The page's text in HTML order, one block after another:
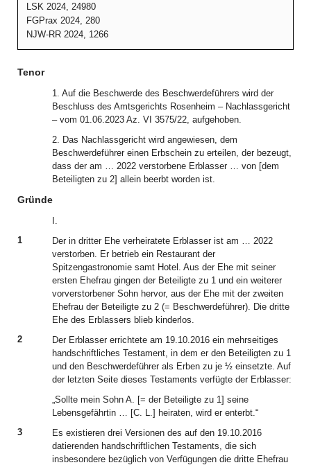
LSK 2024, 24980
FGPrax 2024, 280
NJW-RR 2024, 1266
Tenor
1. Auf die Beschwerde des Beschwerdeführers wird der
Beschluss des Amtsgerichts Rosenheim – Nachlassgericht
– vom 01.06.2023 Az. VI 3575/22, aufgehoben.
2. Das Nachlassgericht wird angewiesen, dem
Beschwerdeführer einen Erbschein zu erteilen, der bezeugt,
dass der am … 2022 verstorbene Erblasser … von [dem
Beteiligten zu 2] allein beerbt worden ist.
Gründe
I.
1
Der in dritter Ehe verheiratete Erblasser ist am … 2022
verstorben. Er betrieb ein Restaurant der
Spitzengastronomie samt Hotel. Aus der Ehe mit seiner
ersten Ehefrau gingen der Beteiligte zu 1 und ein weiterer
vorverstorbener Sohn hervor, aus der Ehe mit der zweiten
Ehefrau der Beteiligte zu 2 (= Beschwerdeführer). Die dritte
Ehe des Erblassers blieb kinderlos.
2
Der Erblasser errichtete am 19.10.2016 ein mehrseitiges
handschriftliches Testament, in dem er den Beteiligten zu 1
und den Beschwerdeführer als Erben zu je ½ einsetzte. Auf
der letzten Seite dieses Testaments verfügte der Erblasser:
„Sollte mein Sohn A. [= der Beteiligte zu 1] seine
Lebensgefährtin … [C. L.] heiraten, wird er enterbt.“
3
Es existieren drei Versionen des auf den 19.10.2016
datierenden handschriftlichen Testaments, die sich
insbesondere bezüglich von Verfügungen die dritte Ehefrau